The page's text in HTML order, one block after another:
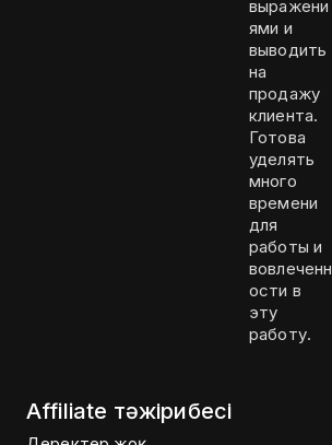
выражени
ями и
выводить
на
продажу
клиента.
Готова
уделять
много
времени
для
работы и
вовлеченн
ости в
эту
работу.
Affiliate тәжірибесі